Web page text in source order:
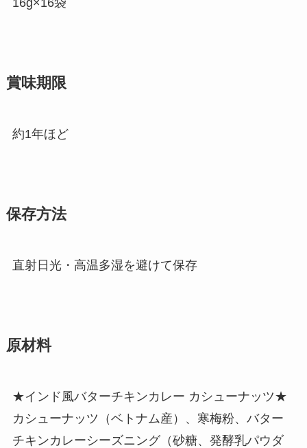
賞味期限
約1年ほど
保存方法
直射日光・高温多湿を避けて保存
原材料
★インド風バターチキンカレー カシューナッツ★
カシューナッツ（ベトナム産）、寒梅粉、バター
チキンカレーシーズニング（砂糖、発酵乳パウダ